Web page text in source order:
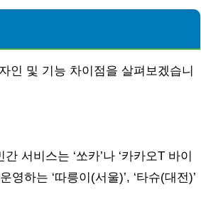
인 및 기능 차이점을 살펴보겠습니
서비스는 ‘쏘카’나 ‘카카오T 바이
하는 ‘따릉이(서울)’, ‘타슈(대전)’